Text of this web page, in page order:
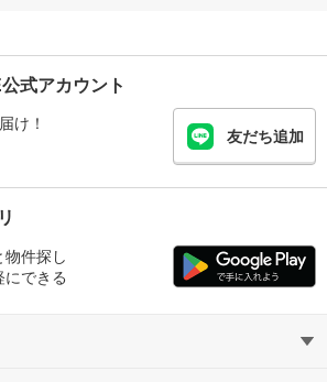
式アカウント
け！
友だち追加
件探し
できる